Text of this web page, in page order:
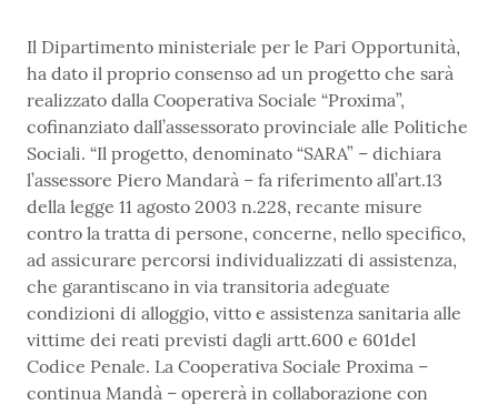
Il Dipartimento ministeriale per le Pari Opportunità,
ha dato il proprio consenso ad un progetto che sarà
realizzato dalla Cooperativa Sociale “Proxima”,
cofinanziato dall’assessorato provinciale alle Politiche
Sociali. “Il progetto, denominato “SARA” – dichiara
l’assessore Piero Mandarà – fa riferimento all’art.13
della legge 11 agosto 2003 n.228, recante misure
contro la tratta di persone, concerne, nello specifico,
ad assicurare percorsi individualizzati di assistenza,
che garantiscano in via transitoria adeguate
condizioni di alloggio, vitto e assistenza sanitaria alle
vittime dei reati previsti dagli artt.600 e 601del
Codice Penale. La Cooperativa Sociale Proxima –
continua Mandà – opererà in collaborazione con